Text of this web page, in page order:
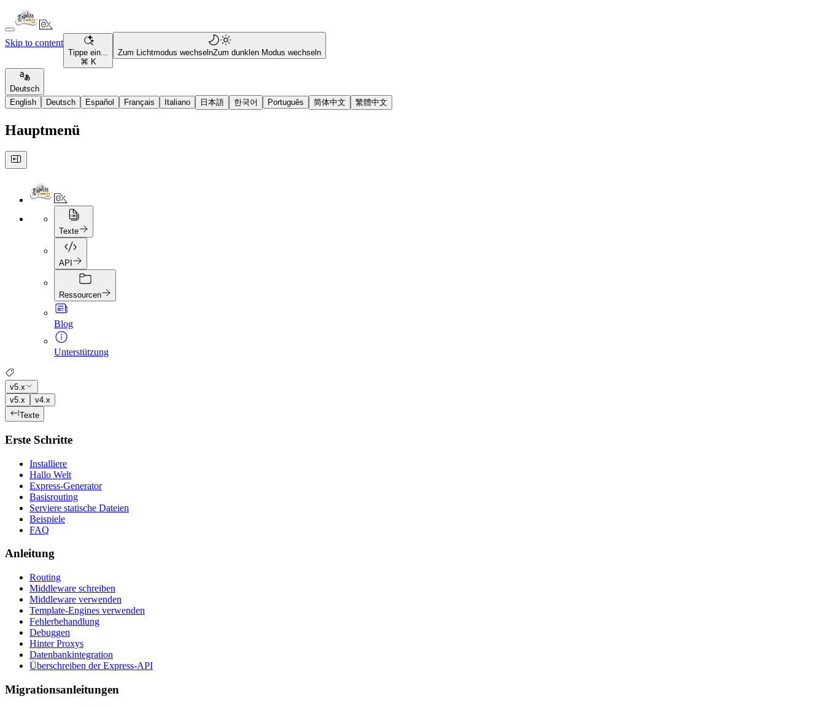
Skip to content
Tippe ein...
⌘ K
Zum Lichtmodus wechselnZum dunklen Modus wechseln
Deutsch
English
Deutsch Español Français Italiano 日本語 한국어 Português 简体中文 繁體中文
Hauptmenü
Texte
API
Ressourcen
Blog
Unterstützung
v5.x
v5.x
v4.x
Texte
Erste Schritte
Installiere
Hallo Welt
Express-Generator
Basisrouting
Serviere statische Dateien
Beispiele
FAQ
Anleitung
Routing
Middleware schreiben
Middleware verwenden
Template-Engines verwenden
Fehlerbehandlung
Debuggen
Hinter Proxys
Datenbankintegration
Überschreiben der Express-API
Migrationsanleitungen